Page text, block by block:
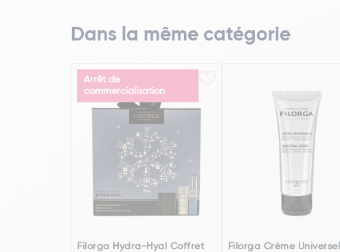
Dans la même catégorie
Arrêt de
commercialisation
Filorga Hydra-Hyal Coffret
Filorga Crème